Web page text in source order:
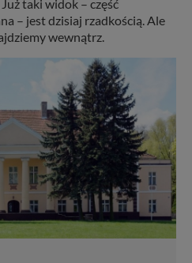
taki widok – część
– jest dzisiaj rzadkością. Ale
wewnątrz.